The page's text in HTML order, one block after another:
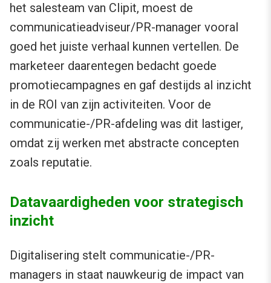
het salesteam van Clipit, moest de
communicatieadviseur/PR-manager vooral
goed het juiste verhaal kunnen vertellen. De
marketeer daarentegen bedacht goede
promotiecampagnes en gaf destijds al inzicht
in de ROI van zijn activiteiten. Voor de
communicatie-/PR-afdeling was dit lastiger,
omdat zij werken met abstracte concepten
zoals reputatie.
Datavaardigheden voor strategisch
inzicht
Digitalisering stelt communicatie-/PR-
managers in staat nauwkeurig de impact van